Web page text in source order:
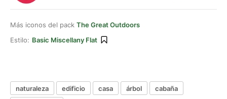
Más iconos del pack The Great Outdoors
Estilo: Basic Miscellany Flat
naturaleza edificio casa árbol
cabaña